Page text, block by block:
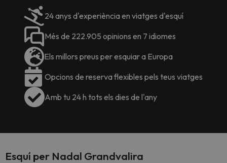
24 anys d'experiència en viatges d'esquí
Més de 222.905 opinions en 7 idiomes
Els millors preus per esquiar a Europa
Opcions de reserva flexibles pels teus viatges
Amb tu 24 h tots els dies de l'any
Esquí per Nadal Grandvalira